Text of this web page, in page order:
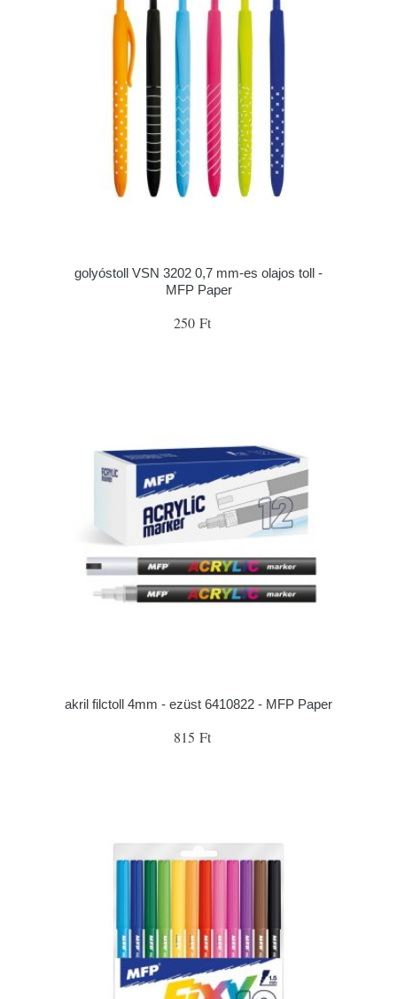
golyóstoll VSN 3202 0,7 mm-es olajos toll -
MFP Paper
250 Ft
akril filctoll 4mm - ezüst 6410822 - MFP Paper
815 Ft